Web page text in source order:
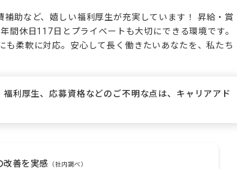
助など、嬉しい福利厚生が充実しています！ 昇給・賞
休日117日とプライベートも大切にできる環境です。
柔軟に対応。安心して長く働きたいあなたを、私たち
利厚生、応募資格などのご不明な点は、キャリアアド
改善を実感 （社内調べ）